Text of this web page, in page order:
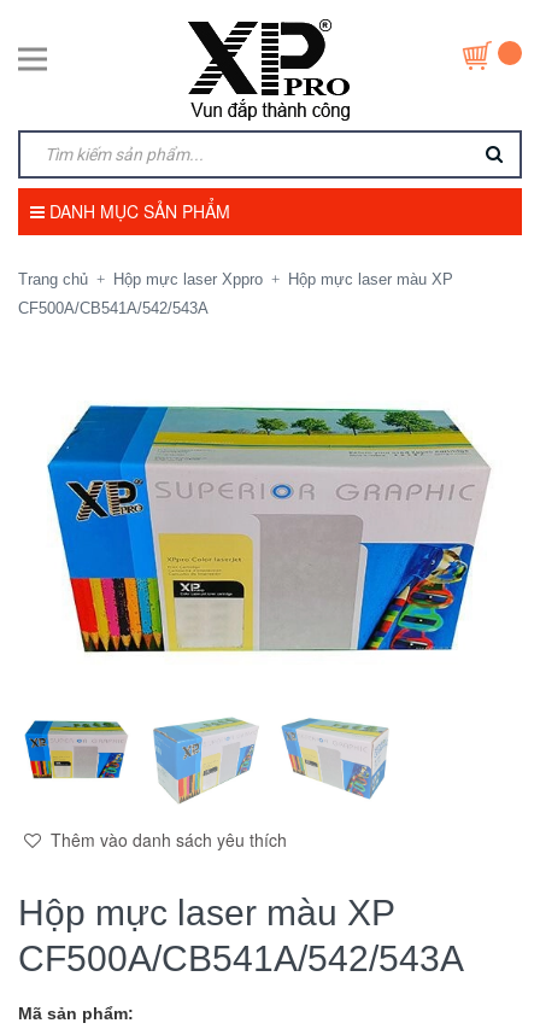
DANH MỤC SẢN PHẨM
Trang chủ + Hộp mực laser Xppro +
Hộp mực laser màu XP
CF500A/CB541A/542/543A
Thêm vào danh sách yêu thích
Hộp mực laser màu XP
CF500A/CB541A/542/543A
Mã sản phẩm: